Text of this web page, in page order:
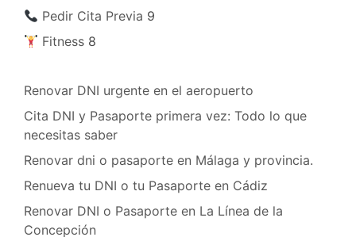
​ Pedir Cita Previa 9
​ Fitness 8
Renovar DNI urgente en el aeropuerto
Cita DNI y Pasaporte primera vez: Todo lo que
necesitas saber
Renovar dni o pasaporte en Málaga y provincia.
Renueva tu DNI o tu Pasaporte en Cádiz
Renovar DNI o Pasaporte en La Línea de la
Concepción